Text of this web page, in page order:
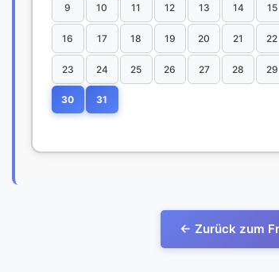
9 10 11 12 13 14 15
16 17 18 19 20 21 22
23 24 25 26 27 28 29
30 31
← Zurück zum